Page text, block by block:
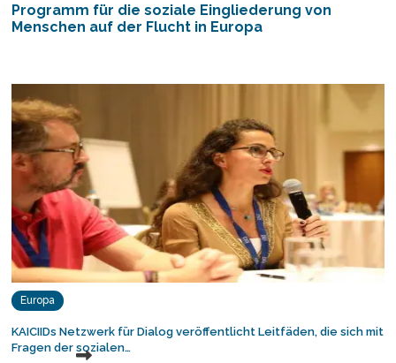
Programm für die soziale Eingliederung von
Menschen auf der Flucht in Europa
Europa
KAICIIDs Netzwerk für Dialog veröffentlicht Leitfäden, die sich mit
Fragen der sozialen…